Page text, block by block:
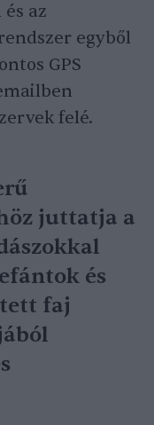
az
egyből
GPS
felé.
juttatja a
és
faj